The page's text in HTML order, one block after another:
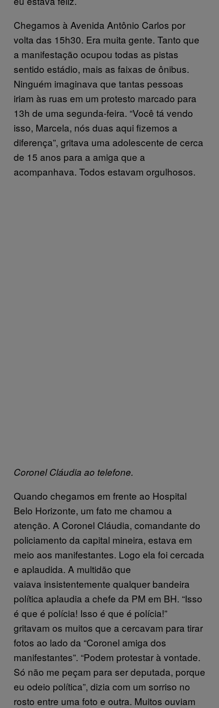
Chegamos à Avenida Antônio Carlos por
volta das 15h30. Era muita gente. Tanto que
a manifestação ocupou todas as pistas
sentido estádio, mais as faixas de ônibus.
Ninguém imaginava que tantas pessoas
iriam às ruas em um protesto marcado para
13h de uma segunda-feira. “Você tá vendo
isso, Marcela, nós duas aqui fizemos a
diferença”, gritava uma adolescente de cerca
de 15 anos para a amiga que a
acompanhava. Todos estavam orgulhosos.
Coronel Cláudia ao telefone.
Quando chegamos em frente ao Hospital
Belo Horizonte, um fato me chamou a
atenção. A Coronel Cláudia, comandante do
policiamento da capital mineira, estava em
meio aos manifestantes. Logo ela foi cercada
e aplaudida. A multidão que
vaiava insistentemente qualquer bandeira
política aplaudia a chefe da PM em BH. “Isso
é que é polícia! Isso é que é polícia!”
gritavam os muitos que a cercavam para tirar
fotos ao lado da “Coronel amiga dos
manifestantes”. “Podem protestar à vontade.
Só não me peçam para ser deputada, porque
eu odeio política”, dizia com um sorriso no
rosto entre uma foto e outra. Muitos ouviam